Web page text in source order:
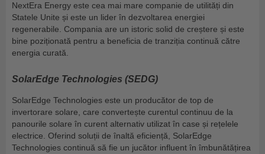
NextEra Energy este cea mai mare companie de utilități din
Statele Unite și este un lider în dezvoltarea energiei
regenerabile. Compania are un istoric solid de creștere și este
bine poziționată pentru a beneficia de tranziția continuă către
energia curată.
SolarEdge Technologies (SEDG)
SolarEdge Technologies este un producător de top de
invertorare solare, care convertește curentul continuu de la
panourile solare în curent alternativ utilizat în case și rețelele
electrice. Oferind soluții de înaltă eficiență, SolarEdge
Technologies continuă să fie un jucător influent în îmbunătățirea